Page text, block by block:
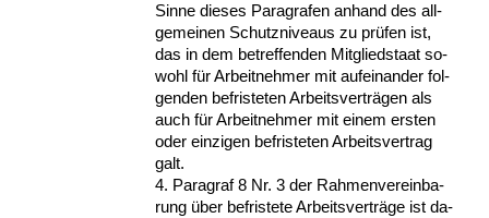
Sin­ne die­ses Pa­ra­gra­fen an­hand des all­
ge­mei­nen Schutz­ni­veaus zu prüfen ist,
das in dem be­tref­fen­den Mit­glied­staat so­
wohl für Ar­beit­neh­mer mit auf­ein­an­der fol­
gen­den be­fris­te­ten Ar­beits­verträgen als
auch für Ar­beit­neh­mer mit ei­nem ers­ten
oder ein­zi­gen be­fris­te­ten Ar­beits­ver­trag
galt.
4. Pa­ra­graf 8 Nr. 3 der Rah­men­ver­ein­ba­
rung über be­fris­te­te Ar­beits­verträge ist da­